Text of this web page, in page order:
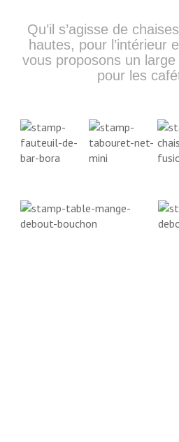
Qu’il s’agisse de
hautes, pour l’intérieur
vous proposons un
pour les